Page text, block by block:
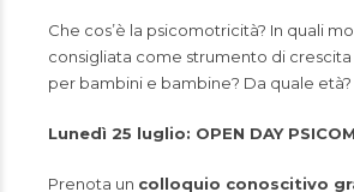
Che cos’è la psicomotricità? In quali
consigliata come strumento di
per bambini e bambine? Da quale età?
Lunedì 25 luglio: OPEN DAY
Prenota un colloquio conoscitivo